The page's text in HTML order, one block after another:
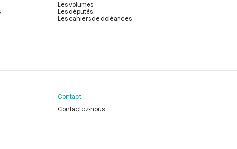
Les volumes
Les députés
Les cahiers de doléances
Contact
Contactez-nous